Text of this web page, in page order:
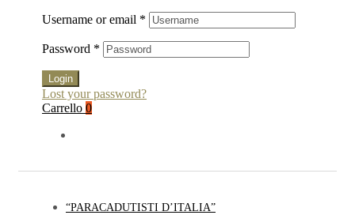
Username or email *
Password *
Login
Lost your password?
Carrello 0
“PARACADUTISTI D’ITALIA”